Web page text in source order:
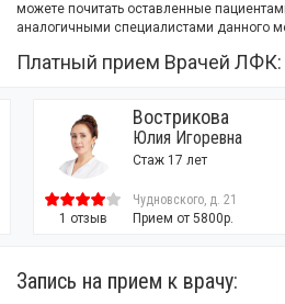
можете почитать оставленные
аналогичными специалистами данного
Платный прием Врачей ЛФК:
1 отзыв
Вострикова
Юлия Игоревна
Стаж 17 лет
Чудновского, д. 21
Прием от 5800р.
Запись на прием к врачу: